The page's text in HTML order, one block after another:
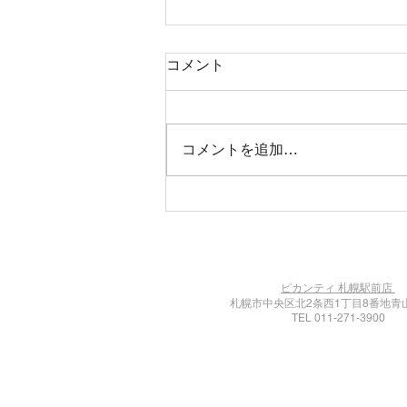
コメント
コメントを追加…
ピカンティ 札幌駅前店
札幌市中央区北2条西1丁目8番地青
TEL 011-271-3900